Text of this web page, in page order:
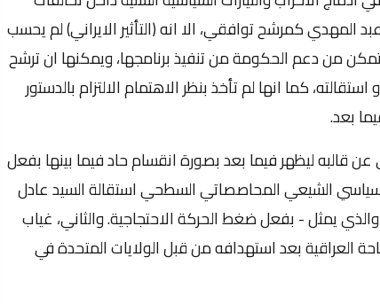
المهدي كمرشح توافقي، الا انه (التأثير الايراني) لم يحسب
من دعم الحكومة من تنفيذ برنامجها، ويمكنها ان ترشح
كما انها لم تأخذ بنظر الاهتمام الالتزام بالدستور
بعد.
قالبه ليظهر فيما بعد بصورة انقسام حاد فيما بينها بفعل
الشيعي المحاصصاتي السطحي استقالة السيد عادل
في اواخر تشرين الثاني/ 2019 – والذي يمثل - بفعل ضغط الحركة الاحتجاجية. والثاني، غياب
العراقية بعد استهدافه من قبل الولايات المتحدة في